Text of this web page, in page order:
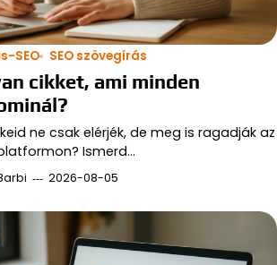
SEO SEO szövegírás
cikket, ami minden
ne csak elérjék, de meg is ragadják az
Ismerd…
2026-08-05